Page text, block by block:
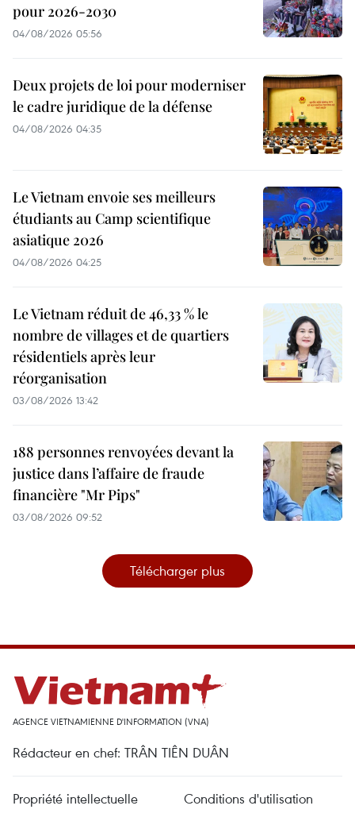
pour 2026-2030
04/08/2026 05:56
Deux projets de loi pour moderniser
le cadre juridique de la défense
04/08/2026 04:35
Le Vietnam envoie ses meilleurs
étudiants au Camp scientifique
asiatique 2026
04/08/2026 04:25
Le Vietnam réduit de 46,33 % le
nombre de villages et de quartiers
résidentiels après leur
réorganisation
03/08/2026 13:42
188 personnes renvoyées devant la
justice dans l’affaire de fraude
financière "Mr Pips"
03/08/2026 09:52
Télécharger plus
AGENCE VIETNAMIENNE D'INFORMATION (VNA)
Rédacteur en chef: TRÂN TIÊN DUÂN
Propriété intellectuelle
Conditions d'utilisation